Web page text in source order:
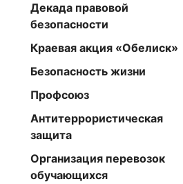
Декада правовой
безопасности
Краевая акция «Обелиск»
Безопасность жизни
Профсоюз
Антитеррористическая
защита
Организация перевозок
обучающихся